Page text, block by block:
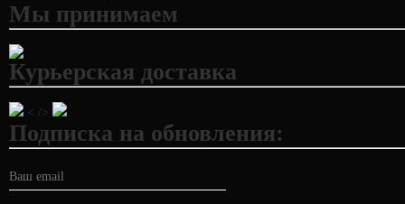
Мы принимаем
Курьерская доставка
< />
Подписка на обновления: